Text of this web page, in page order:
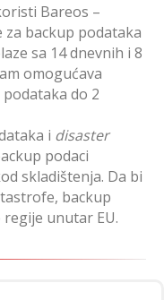
Bareos –
backup podataka
sa 14 dnevnih i 8
omogućava
do 2
i disaster
podaci
skladištenja. Da bi
backup
unutar EU.